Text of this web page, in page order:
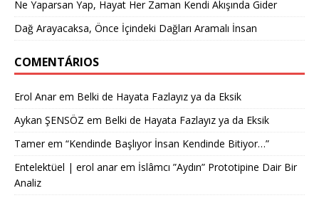
Ne Yaparsan Yap, Hayat Her Zaman Kendi Akışında Gider
Dağ Arayacaksa, Önce İçindeki Dağları Aramalı İnsan
COMENTÁRIOS
Erol Anarem Belki de Hayata Fazlayız ya da Eksik
Aykan ŞENSÖZ em Belki de Hayata Fazlayız ya da Eksik
Tamerem “Kendinde Başlıyor İnsan Kendinde Bitiyor…”
Entelektüel | erol anarem İslâmcı ”Aydın” Prototipine Dair Bir
Analiz